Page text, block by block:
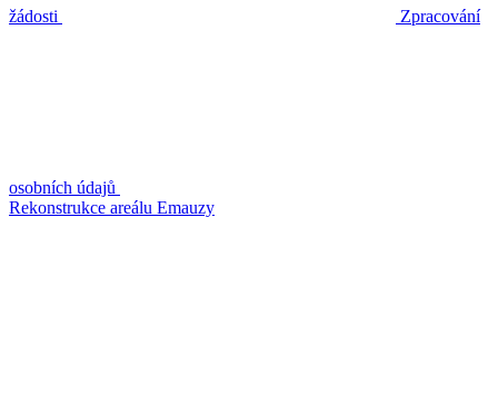
žádosti Zpracování
osobních údajů
Rekonstrukce areálu Emauzy